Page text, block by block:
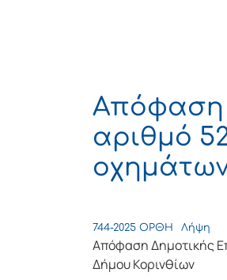
Απόφαση
αριθμό
744-2025 ΟΡΘΗ Λήψη
Απόφαση Δημοτικής
Δήμου Κορινθίων